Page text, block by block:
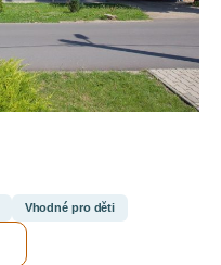
Vhodné pro děti